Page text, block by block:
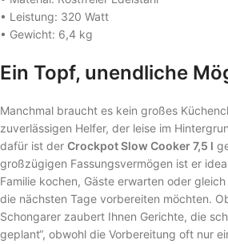
• Leistung: 320 Watt
• Gewicht: 6,4 kg
Ein Topf, unendliche
Manchmal braucht es kein großes
zuverlässigen Helfer, der leise im
dafür ist der Crockpot Slow Cooker 7,5 l
großzügigen Fassungsvermögen ist er
Familie kochen, Gäste erwarten oder
die nächsten Tage vorbereiten möchten.
Schongarer zaubert Ihnen Gerichte, die
geplant“, obwohl die Vorbereitung oft nur